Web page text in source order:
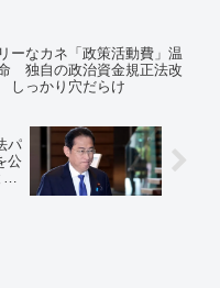
ーなカネ「政策活動費」温
独自の政治資金規正法改
しっかり穴だらけ
パ
公